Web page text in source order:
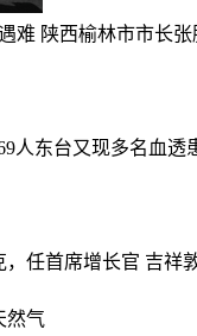
难 陕西榆林市市长
人东台又现多名血透
，任首席增长官 吉祥
然气